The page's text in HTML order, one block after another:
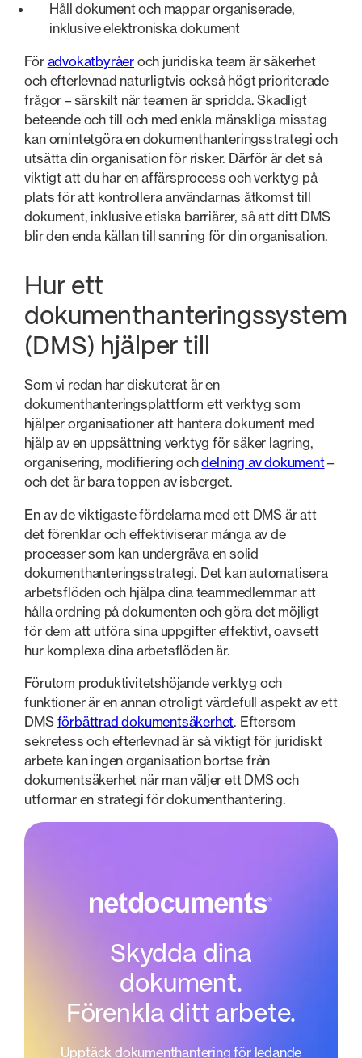
Håll dokument och mappar organiserade,
inklusive elektroniska dokument
För advokatbyråer och juridiska team är säkerhet
och efterlevnad naturligtvis också högt prioriterade
frågor – särskilt när teamen är spridda. Skadligt
beteende och till och med enkla mänskliga misstag
kan omintetgöra en dokumenthanteringsstrategi och
utsätta din organisation för risker. Därför är det så
viktigt att du har en affärsprocess och verktyg på
plats för att kontrollera användarnas åtkomst till
dokument, inklusive etiska barriärer, så att ditt DMS
blir den enda källan till sanning för din organisation.
Hur ett
dokumenthanteringssystem
(DMS) hjälper till
Som vi redan har diskuterat är en
dokumenthanteringsplattform ett verktyg som
hjälper organisationer att hantera dokument med
hjälp av en uppsättning verktyg för säker lagring,
organisering, modifiering ochdelning av dokument–
och det är bara toppen av isberget.
En av de viktigaste fördelarna med ett DMS är att
det förenklar och effektiviserar många av de
processer som kan undergräva en solid
dokumenthanteringsstrategi. Det kan automatisera
arbetsflöden och hjälpa dina teammedlemmar att
hålla ordning på dokumenten och göra det möjligt
för dem att utföra sina uppgifter effektivt, oavsett
hur komplexa dina arbetsflöden är.
Förutom produktivitetshöjande verktyg och
funktioner är en annan otroligt värdefull aspekt av ett
DMS förbättrad dokumentsäkerhet. Eftersom
sekretess och efterlevnad är så viktigt för juridiskt
arbete kan ingen organisation bortse från
dokumentsäkerhet när man väljer ett DMS och
utformar en strategi för dokumenthantering.
Skydda dina
dokument.
Förenkla ditt arbete.
Upptäck dokumenthantering för ledande